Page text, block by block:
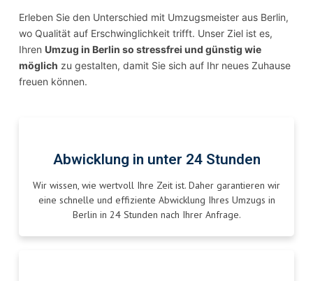
Erleben Sie den Unterschied mit Umzugsmeister aus Berlin,
wo Qualität auf Erschwinglichkeit trifft. Unser Ziel ist es,
Ihren Umzug in Berlin so stressfrei und günstig wie
möglich zu gestalten, damit Sie sich auf Ihr neues Zuhause
freuen können.
Abwicklung in unter 24 Stunden
Wir wissen, wie wertvoll Ihre Zeit ist. Daher garantieren wir
eine schnelle und effiziente Abwicklung Ihres Umzugs in
Berlin in 24 Stunden nach Ihrer Anfrage.